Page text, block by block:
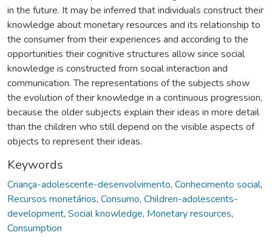
in the future. It may be inferred that individuals construct their
knowledge about monetary resources and its relationship to
the consumer from their experiences and according to the
opportunities their cognitive structures allow since social
knowledge is constructed from social interaction and
communication. The representations of the subjects show
the evolution of their knowledge in a continuous progression,
because the older subjects explain their ideas in more detail
than the children who still depend on the visible aspects of
objects to represent their ideas.
Keywords
Criança-adolescente-desenvolvimento, Conhecimento social,
Recursos monetários, Consumo, Children-adolescents-
development, Social knowledge, Monetary resources,
Consumption